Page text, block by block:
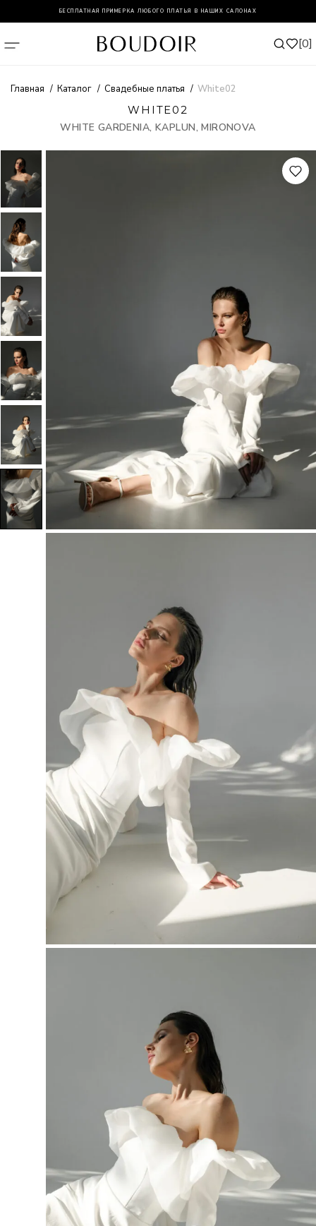
БЕСПЛАТНАЯ ПРИМЕРКА ЛЮБОГО ПЛАТЬЯ В НАШИХ САЛОНАХ
0
Главная Каталог Свадебные платья White02
WHITE02
WHITE GARDENIA, KAPLUN, MIRONOVA